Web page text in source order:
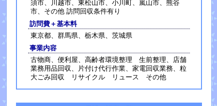
須市、川越市、東松山市、小川町、嵐山市、熊谷
市、その他 訪問回収条件有り
訪問費＋基本料
東京都、群馬県、栃木県、茨城県
事業内容
古物商、便利屋、高齢者環境整理 生前整理、店舗
業務用品回収、片付け代行作業、家電回収業務、粒
大ごみ回収 リサイクル リュース その他